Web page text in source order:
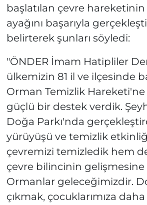
başlatılan çevre
ayağını başarıyla
belirterek şunları söyledi:
"ÖNDER İmam Hatipliler
ülkemizin 81 il ve ilçesinde
Orman Temizlik
güçlü bir destek verdik.
Doğa Parkı'nda
yürüyüşü ve temizlik
çevremizi temizledik hem
çevre bilincinin gelişmesine
Ormanlar geleceğimizdir.
çıkmak, çocuklarımıza